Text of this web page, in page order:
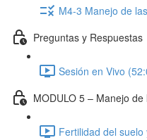
M4-3 Manejo de
Preguntas y Respuestas
Sesión en Vivo
MODULO 5 – Manejo
Fertilidad del